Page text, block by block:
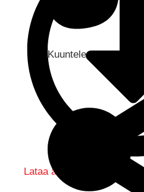
Kuuntele audio...
Lataa audio